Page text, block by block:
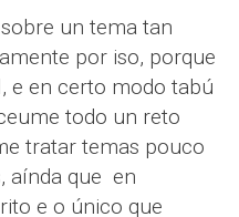
un tema tan
por iso, porque
e en certo modo tabú
todo un reto
tratar temas pouco
aínda que en
e o único que